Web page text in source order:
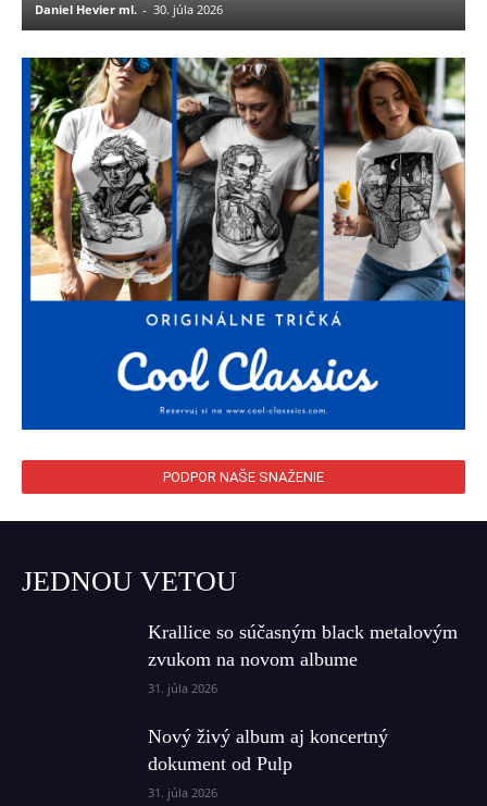
Daniel Hevier ml. - 30. júla 2026
PODPOR NAŠE SNAŽENIE
JEDNOU VETOU
Krallice so súčasným black metalovým
zvukom na novom albume
31. júla 2026
Nový živý album aj koncertný
dokument od Pulp
31. júla 2026